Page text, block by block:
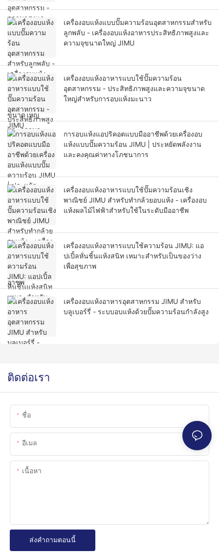
เครื่องอบแห้งแบบปั๊มความร้อนอุตสาหกรรมสำหรับ
ลูกพลับ - เครื่องอบแห้งอาหารประสิทธิภาพสูงและ
ความจุขนาดใหญ่ JIMU
เครื่องอบแห้งอาหารแบบใช้ปั๊มความร้อน
อุตสาหกรรม - ประสิทธิภาพสูงและความจุขนาด
ใหญ่สำหรับการอบแห้งมะนาว
การอบแห้งแอปริคอตแบบมืออาชีพด้วยเครื่องอบ
แห้งแบบปั๊มความร้อน JIMU | ประหยัดพลังงาน
และคงคุณค่าทางโภชนาการ
เครื่องอบแห้งอาหารแบบใช้ปั๊มความร้อนเชิง
พาณิชย์ JIMU สำหรับทำกล้วยอบแห้ง - เครื่องอบ
แห้งผลไม้ไฟฟ้าสำหรับใช้ในระดับมืออาชีพ
เครื่องอบแห้งอาหารแบบใช้ความร้อน JIMU: แอ
ปเปิ้ลหั่นชิ้นแห้งสนิท เหมาะสำหรับเป็นของว่าง
เพื่อสุขภาพ
เครื่องอบแห้งอาหารอุตสาหกรรม JIMU สำหรับ
บลูเบอร์รี่ - ระบบอบแห้งด้วยปั๊มความร้อนกำลังสูง
ติดต่อเรา
ชื่อ
อีเมล
เนื้อหา
ส่งคำถามตอนนี้